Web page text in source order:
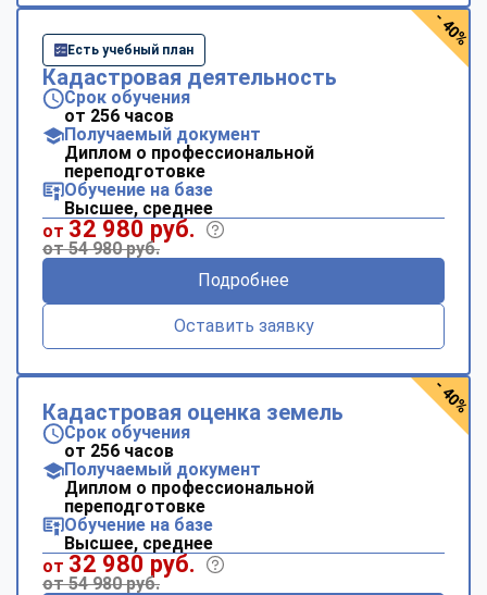
Есть учебный план
Кадастровая деятельность
Срок обучения
от 256 часов
Получаемый документ
Диплом о профессиональной
переподготовке
Обучение на базе
Высшее, среднее
от 32 980 руб.
от 54 980 руб.
Подробнее
Оставить заявку
- 40%
Кадастровая оценка земель
Срок обучения
от 256 часов
Получаемый документ
Диплом о профессиональной
переподготовке
Обучение на базе
Высшее, среднее
от 32 980 руб.
от 54 980 руб.
- 40%